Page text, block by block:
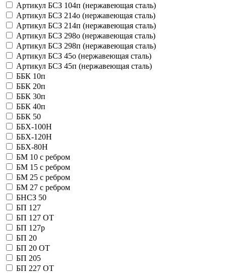
Артикул БСЗ 104п (нержавеющая сталь)
Артикул БСЗ 214о (нержавеющая сталь)
Артикул БСЗ 214п (нержавеющая сталь)
Артикул БСЗ 298о (нержавеющая сталь)
Артикул БСЗ 298п (нержавеющая сталь)
Артикул БСЗ 45о (нержавеющая сталь)
Артикул БСЗ 45п (нержавеющая сталь)
ББК 10п
ББК 20п
ББК 30п
ББК 40п
ББК 50
ББХ-100Н
ББХ-120Н
ББХ-80Н
БМ 10 с ребром
БМ 15 с ребром
БМ 25 с ребром
БМ 27 с ребром
БНСЗ 50
БП 127
БП 127 OT
БП 127р
БП 20
БП 20 OT
БП 205
БП 227 OT